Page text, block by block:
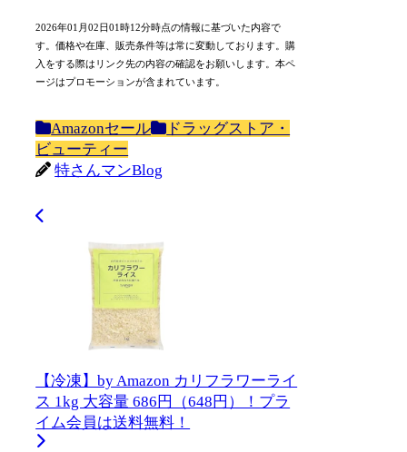
2026年01月02日01時12分時点の情報に基づいた内容で
す。価格や在庫、販売条件等は常に変動しております。購
入をする際はリンク先の内容の確認をお願いします。本ペ
ージはプロモーションが含まれています。
Amazonセール
ドラッグストア・
ビューティー
特さんマンBlog
【冷凍】by Amazon カリフラワーライ
ス 1kg 大容量 686円（648円）！プラ
イム会員は送料無料！